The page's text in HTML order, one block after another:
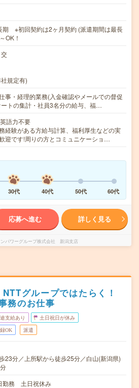
期 ※初回契約は2ヶ月契約 (派遣期間は最長
OK！
規定有)
事・経理的業務(入金確認やメールでの督促
トの集計・社員3名分の給与、福…
語力不要
経験がある方給与計算、福利厚生などの実
迎です!周りの方とコミュニケーショ…
30代 40代 50代 60代
応募へ進む 詳しく見る
ンパワーグループ株式会社 新潟支店
NTTグループではたらく！
務のお仕事
支給あり 土日祝日が休み
OK 派遣
23分／上所駅から徒歩25分／白山(新潟県)
勤務 土日祝休み